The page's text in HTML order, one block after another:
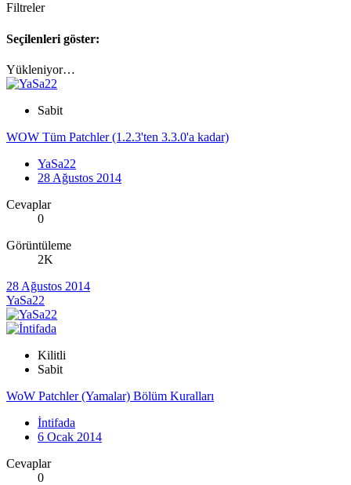
Filtreler
Seçilenleri göster:
Yükleniyor…
Sabit
WOW Tüm Patchler (1.2.3'ten 3.3.0'a kadar)
YaSa22
28 Ağustos 2014
Cevaplar
0
Görüntüleme
2K
28 Ağustos 2014
YaSa22
Kilitli
Sabit
WoW Patchler (Yamalar) Bölüm Kuralları
İntifada
6 Ocak 2014
Cevaplar
0